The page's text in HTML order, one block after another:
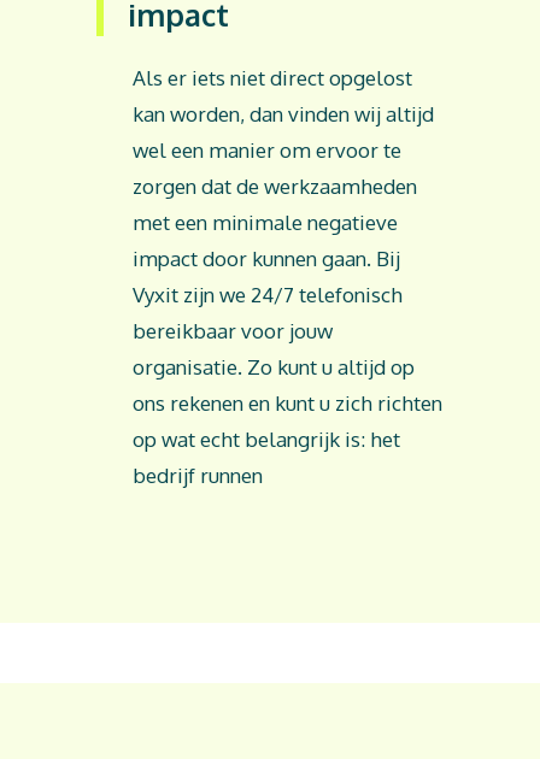
impact
Als er iets niet direct opgelost
kan worden, dan vinden wij altijd
wel een manier om ervoor te
zorgen dat de werkzaamheden
met een minimale negatieve
impact door kunnen gaan. Bij
Vyxit zijn we 24/7 telefonisch
bereikbaar voor jouw
organisatie. Zo kunt u altijd op
ons rekenen en kunt u zich richten
op wat echt belangrijk is: het
bedrijf runnen